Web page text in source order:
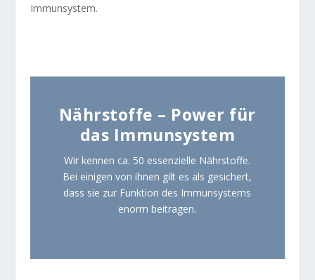
Immunsystem.
Nährstoffe – Power für
das Immunsystem
Wir kennen ca. 50 essenzielle Nährstoffe.
Bei einigen von ihnen gilt es als gesichert,
dass sie zur Funktion des Immunsystems
enorm beitragen.